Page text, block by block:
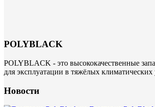
POLYBLACK
POLYBLACK - это высококачественные
для эксплуатации в тяжёлых
Новости